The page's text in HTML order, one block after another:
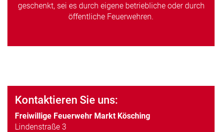
geschenkt, sei es durch eigene betriebliche oder durch
öffentliche Feuerwehren.
Kontaktieren Sie uns:
Freiwillige Feuerwehr Markt Kösching
Lindenstraße 3